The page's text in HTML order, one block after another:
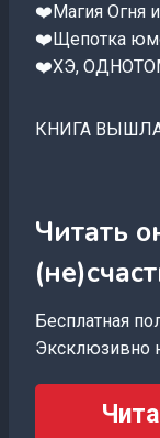
❤️Магия Огня
❤️Щепотка
❤️ХЭ,
КНИГА
Читать
Бесплатная
Эксклюзивно